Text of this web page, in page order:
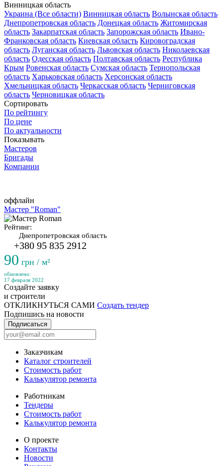
Винницкая область
Украина (Все области) Винницкая область Волынская область
Днепропетровская область Донецкая область Житомирская
область Закарпатская область Запорожская область Ивано-
Франковская область Киевская область Кировоградская
область Луганская область Львовская область Николаевская
область Одесская область Полтавская область Республика
Крым Ровенская область Сумская область Тернопольская
область Харьковская область Херсонская область
Хмельницкая область Черкасская область Черниговская
область Черновицкая область
Сортировать
По рейтингу
По цене
По актуальности
Показывать
Мастеров
Бригады
Компании
оффлайн
Мастер "Roman"
Рейтинг:
Днепропетровская область
+380 95 835 2912
90 грн / м²
обновлено:
17 февраля 2022
Создайте заявку
и строители
ОТКЛИКНУТЬСЯ САМИ Создать тендер
Подпишись на новости
Подписаться
Заказчикам
Каталог строителей
Стоимость работ
Калькулятор ремонта
Работникам
Тендеры
Стоимость работ
Калькулятор ремонта
О проекте
Контакты
Новости